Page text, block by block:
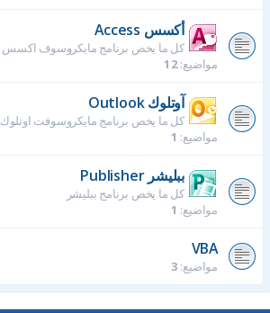
أكسس Access
كل ما يخص برنامج مايكروسوف اكسس
مواضيع:12
آوتلوك Outlook
كل ما يخص برنامج مايكروسوفت اوتلوك
مواضيع: 1
ببليشر Publisher
كل ما يخص برنامج ببليشر
مواضيع: 1
VBA
مواضيع: 3